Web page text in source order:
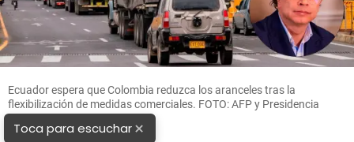
Ecuador espera que Colombia reduzca los aranceles tras la
flexibilización de medidas comerciales. FOTO: AFP y Presidencia
Toca para escuchar×